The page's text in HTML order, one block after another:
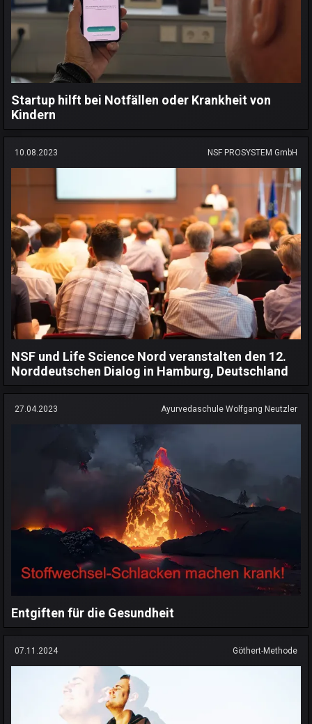
Startup hilft bei Notfällen oder Krankheit von
Kindern
10.08.2023 NSF PROSYSTEM GmbH
NSF und Life Science Nord veranstalten den 12.
Norddeutschen Dialog in Hamburg, Deutschland
27.04.2023 Ayurvedaschule Wolfgang Neutzler
Entgiften für die Gesundheit
07.11.2024 Göthert-Methode